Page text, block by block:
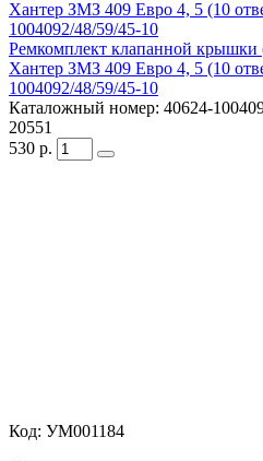
Ремкомплект клапанной крышки
Хантер ЗМЗ 409 Евро 4, 5 (10
1004092/48/59/45-10
Каталожный номер: 40624-
20551
530 р.
Код: УМ001184